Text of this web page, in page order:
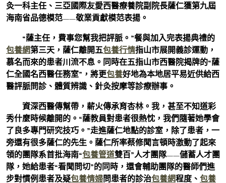
灸一科主任、三亞國際友愛西醫療養院副院長薩仁獲第九屆
海南省品德模范——敬業貢獻模范表揚。
“薩主任，費事您幫我把評脈。”餐與加入完表揚典禮的
包養網第三天，薩仁離開五包養行情指山市展開義診運動，
慕名而來的患者川流不息。同時在五指山市西醫院揭牌的“薩
仁全國名西醫任務室”，將更包養好地為本地居平易近供給西
醫評脈問診、體質辨識、針灸按摩等診療辦事。
資深西醫傳幫帶，薪火傳承育杏林。我，甚至不知道彩
秀什麼時候離開的。“薩教員對患者很熱忱，我們隨著她學會
了良多專門研究技巧。”走進薩仁地點的診室，除了患者，一
旁還有很多薩仁的先生。薩仁所率蔡修聞言頓時激動了起來
領的團隊系首批海南“包養管道雙百”人才團隊——儲蓄人才團
隊，她給患者“看聞問切”的同時，還會輔助團隊的醫師們進
步對慣例患者及疑包養情婦問患者的診治包養網程度、 包養